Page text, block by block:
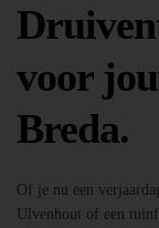
voor
Breda.
Of je nu een
Ulvenhout of een